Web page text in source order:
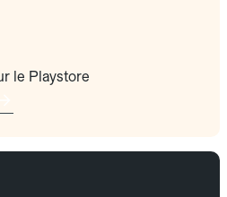
le Playstore